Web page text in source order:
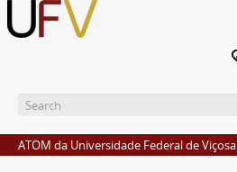
ATOM da Universidade Federal de Viçosa